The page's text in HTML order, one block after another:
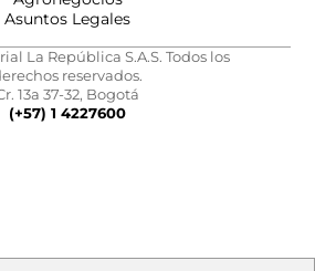
Asuntos Legales
La República S.A.S. Todos los
reservados.
13a 37-32, Bogotá
(+57) 1 4227600